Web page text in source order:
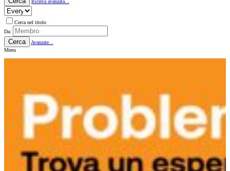
Ricerca avanzata...
Cerca nel titolo
Da:
Cerca
Avanzate...
Menu